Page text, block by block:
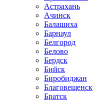
Астрахань
Ачинск
Балашиха
Барнаул
Белгород
Белово
Бердск
Бийск
Биробиджан
Благовещенск
Братск